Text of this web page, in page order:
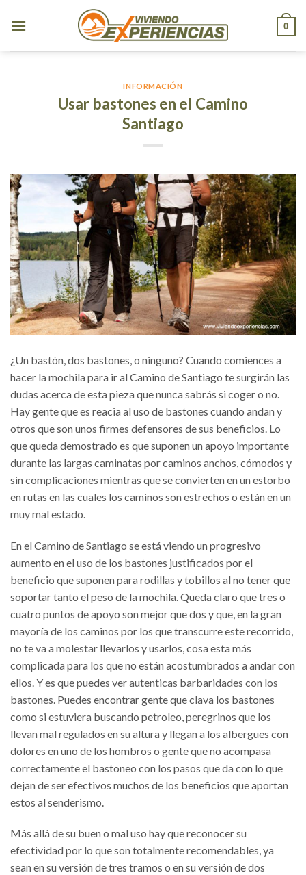
0
INFORMACIÓN
Usar bastones en el Camino
Santiago
¿Un bastón, dos bastones, o ninguno? Cuando comiences a
hacer la mochila para ir al Camino de Santiago te surgirán las
dudas acerca de esta pieza que nunca sabrás si coger o no.
Hay gente que es reacia al uso de bastones cuando andan y
otros que son unos firmes defensores de sus beneficios. Lo
que queda demostrado es que suponen un apoyo importante
durante las largas caminatas por caminos anchos, cómodos y
sin complicaciones mientras que se convierten en un estorbo
en rutas en las cuales los caminos son estrechos o están en un
muy mal estado.
En el Camino de Santiago se está viendo un progresivo
aumento en el uso de los bastones justificados por el
beneficio que suponen para rodillas y tobillos al no tener que
soportar tanto el peso de la mochila. Queda claro que tres o
cuatro puntos de apoyo son mejor que dos y que, en la gran
mayoría de los caminos por los que transcurre este recorrido,
no te va a molestar llevarlos y usarlos, cosa esta más
complicada para los que no están acostumbrados a andar con
ellos. Y es que puedes ver autenticas barbaridades con los
bastones. Puedes encontrar gente que clava los bastones
como si estuviera buscando petroleo, peregrinos que los
llevan mal regulados en su altura y llegan a los albergues con
dolores en uno de los hombros o gente que no acompasa
correctamente el bastoneo con los pasos que da con lo que
dejan de ser efectivos muchos de los beneficios que aportan
estos al senderismo.
Más allá de su buen o mal uso hay que reconocer su
efectividad por lo que son totalmente recomendables, ya
sean en su versión de tres tramos o en su versión de dos